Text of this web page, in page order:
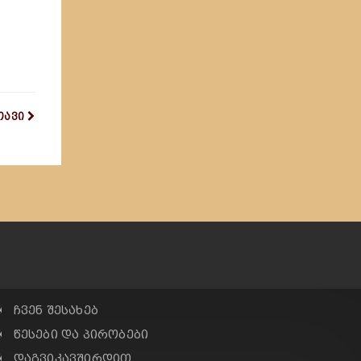
ჩვენ შესახებ
წესები და პირობები